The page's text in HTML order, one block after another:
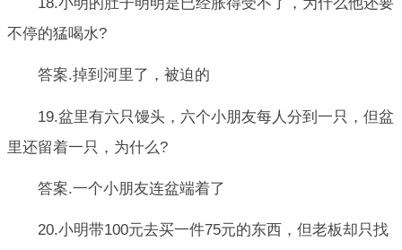
不停的猛喝水?
答案.掉到河里了，被迫的
19.盆里有六只馒头，六个小朋友每人分到一只，但盆
里还留着一只，为什么?
答案.一个小朋友连盆端着了
20.小明带100元去买一件75元的东西，但老板却只找